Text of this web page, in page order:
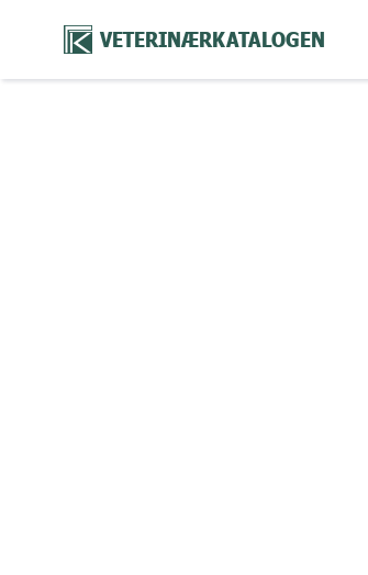
VETERINÆRKATALOGEN